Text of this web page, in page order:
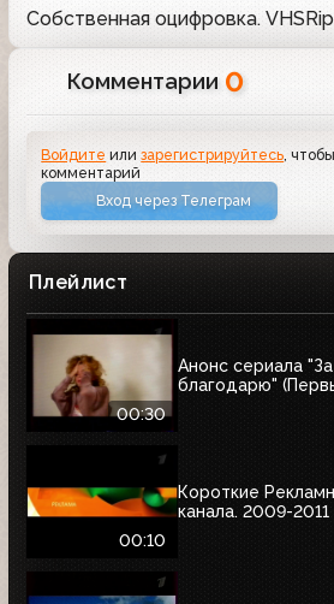
Собственная оцифровка. VHSRip
Комментарии 0
Войдите илизарегистрируйтесь ,
комментарий
Вход через Телеграм
Плейлист
00:30
Анонс сериала
благодарю"
00:10
Короткие
канала. 2009-2011